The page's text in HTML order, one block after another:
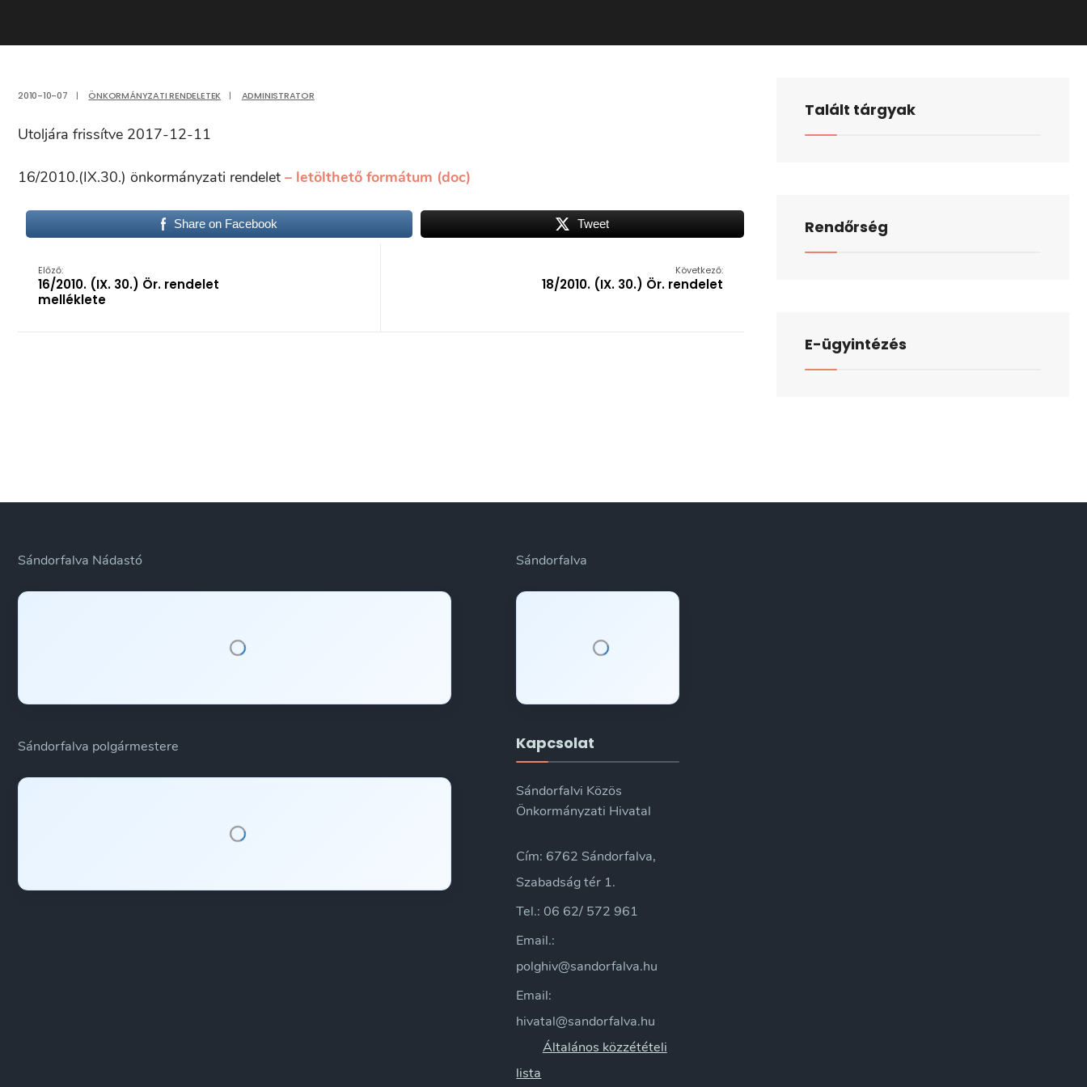
2010-10-07 | ÖNKORMÁNYZATI RENDELETEK | ADMINISTRATOR
Utoljára frissítve 2017-12-11
16/2010.(IX.30.) önkormányzati rendelet – letölthető formátum (doc)
Share on Facebook Tweet
Előző:
16/2010. (IX. 30.) Ör. rendelet
melléklete
Következő:
18/2010. (IX. 30.) Ör. rendelet
Talált tárgyak
Rendőrség
E-ügyintézés
Sándorfalva Nádastó
Sándorfalva polgármestere
Sándorfalva
Kapcsolat
Sándorfalvi Közös
Önkormányzati Hivatal
Cím: 6762 Sándorfalva,
Szabadság tér 1.
Tel.: 06 62/ 572 961
Email.:
polghiv@sandorfalva.hu
Email:
hivatal@sandorfalva.hu
Általános közzétételi
lista